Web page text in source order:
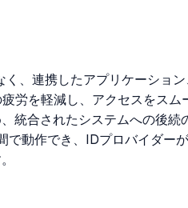
、連携したアプリケーショ
労を軽減し、アクセスをス
合されたシステムへの後続
動作でき、IDプロバイダー